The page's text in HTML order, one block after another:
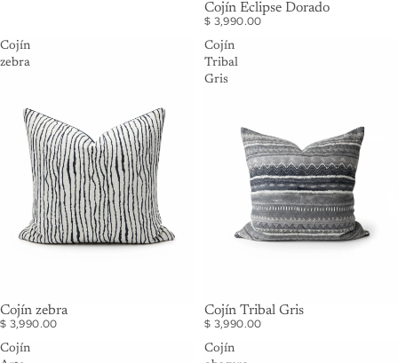
Cojín Eclipse Dorado
$ 3,990.00
Cojín
zebra
Cojín zebra
$ 3,990.00
Cojín
Tribal
Gris
Cojín Tribal Gris
$ 3,990.00
Cojín
Cojín